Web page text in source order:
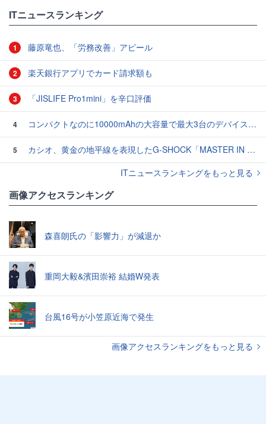
ITニュースランキング
1 藤原竜也、「労務改善」アピール
2 楽天銀行アプリでカード請求額も
3 「JISLIFE Pro1mini」を辛口評価
4 コンパクトなのに10000mAhの大容量で最大3台のデバイスを同時充電できる半固体モバイルバッテリー「SMARTCOBY Pro SLIM SS」レビュー
5
カシオ、黄金の地平線を表現したG-SHOCK「MASTER IN HORIZON GOLD」3モデル
ITニュースランキングをもっと見る
画像アクセスランキング
森喜朗氏の「影響力」が減退か
重岡大毅&濱田崇裕 結婚W発表
台風16号が小笠原近海で発生
画像アクセスランキングをもっと見る